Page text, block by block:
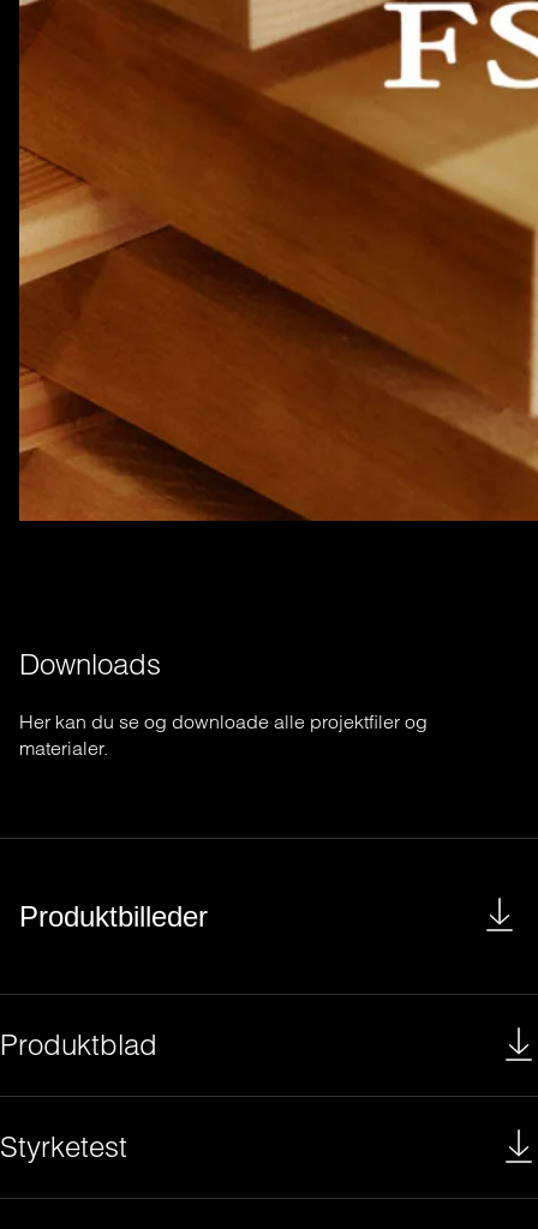
Downloads
Her kan du se og downloade alle projektfiler og
materialer.
Produktbilleder
Produktblad
Styrketest